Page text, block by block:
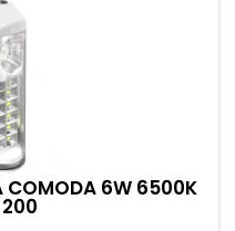
COMODA 6W 6500K
200